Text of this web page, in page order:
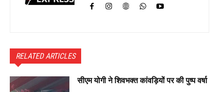
RELATED ARTICLES
सीएम योगी ने शिवभक्त कांवड़ियों पर की पुष्प वर्षा